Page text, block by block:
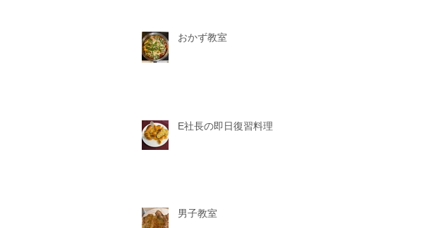
おかず教室
E社長の即日復習料理
男子教室